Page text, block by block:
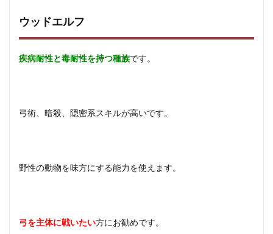
ウッドエルフ
疾病耐性と毒耐性を持つ種族です。
弓術、暗殺、隠密系スキルが高いです。
野性の動物を味方にする能力を使えます。
弓を主体に戦いたい方にお勧めです。